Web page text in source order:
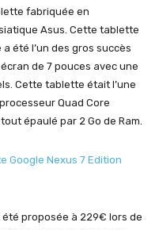
fabriquée en
Asus. Cette tablette
été l’un des gros succès
de 7 pouces avec une
Cette tablette était l’une
Quad Core
épaulé par 2 Go de Ram.
Google Nexus 7 Edition
proposée à 229€ lors de